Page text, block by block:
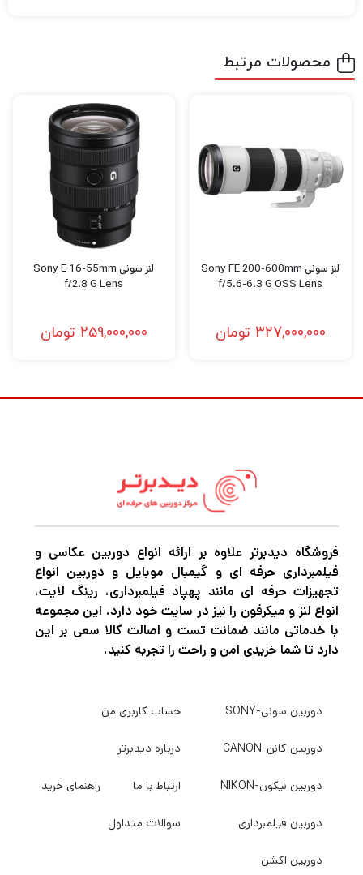
AF و OSS مفید است. اندازه کوچکتر، در مقایسه
با نسخه f/2.8، لنز را به گزینه قابل حمل تری
تبدیل می کند که برای عکاسی در تمام روز و
موقعیت های دیگر که لنز زیرک تر و تثبیت شده
برتر است، مناسب است.
اگر در حرفه عکاسی و فیلمبرداری مشغول به
فعالیت هستید قطعاً برای این که بتوانید عکس
فیلمبرداری را تجربه کنید نیاز به دوربین‌های
فیلمبرداری، پهپاد فیلمبرداری، گیمبال
محصولات مرتبط
لنز سونی Sony FE 200-600mm
f/5.6-6.3 G OSS Lens
327,000,000 تومان
لنز سونی Sony E 16-55mm
f/2.8 G Lens
259,000,000 تومان
فروشگاه دیدبرتر علاوه بر ارائه انواع دوربین عکاسی و
فیلمبرداری حرفه ای و گیمبال موبایل و دوربین انواع
تجهیزات حرفه ای مانند پهپاد فیلمبرداری، رینگ لایت،
انواع لنز و میکرفون را نیز در سایت خود دارد. این مجموعه
با خدماتی مانند ضمانت تست و اصالت کالا سعی بر این
دارد تا شما خریدی امن و راحت را تجربه کنید.
دوربین سونی-SONY
دوربین کانن-CANON
دوربین نیکون-NIKON
دوربین فیلمبرداری
دوربین اکشن
حساب کاربری من
درباره دیدبرتر
ارتباط با ما راهنمای خرید
سوالات متداول